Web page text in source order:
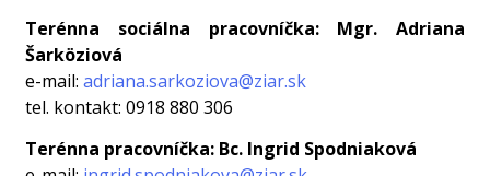
Terénna sociálna pracovníčka: Mgr. Adriana
Šarköziová
e-mail:adriana.sarkoziova@ziar.sk
tel. kontakt: 0918 880 306
Terénna pracovníčka: Bc. Ingrid Spodniaková